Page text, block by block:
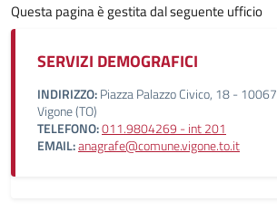
Questa pagina è gestita dal seguente ufficio
SERVIZI DEMOGRAFICI
INDIRIZZO:Piazza Palazzo Civico, 18 - 10067
Vigone (TO)
TELEFONO:011.9804269 - int 201
EMAIL:anagrafe@comune.vigone.to.it